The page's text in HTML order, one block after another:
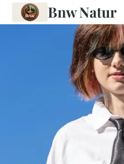
Bnw Natur